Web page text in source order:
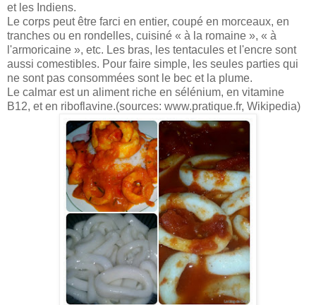
et les Indiens.
Le corps peut être farci en entier, coupé en morceaux, en
tranches ou en rondelles, cuisiné « à la romaine », « à
l'armoricaine », etc. Les bras, les tentacules et l'encre sont
aussi comestibles. Pour faire simple, les seules parties qui
ne sont pas consommées sont le bec et la plume.
Le calmar est un aliment riche en sélénium, en vitamine
B12, et en riboflavine.(sources: www.pratique.fr, Wikipedia)